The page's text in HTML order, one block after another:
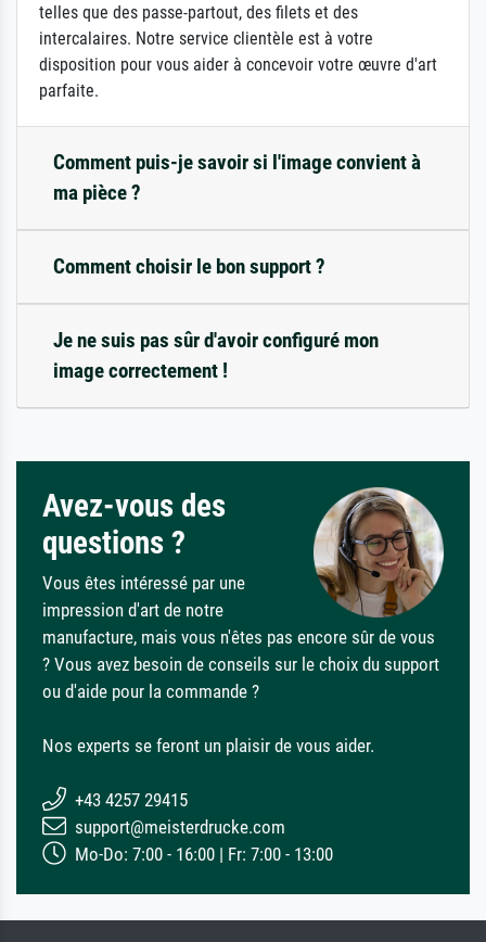
telles que des passe-partout, des filets et des
intercalaires. Notre service clientèle est à votre
disposition pour vous aider à concevoir votre œuvre d'art
parfaite.
Comment puis-je savoir si l'image convient à
ma pièce ?
Comment choisir le bon support ?
Je ne suis pas sûr d'avoir configuré mon
image correctement !
Avez-vous des
questions ?
Vous êtes intéressé par une
impression d'art de notre
manufacture, mais vous n'êtes pas encore sûr de vous
? Vous avez besoin de conseils sur le choix du support
ou d'aide pour la commande ?
Nos experts se feront un plaisir de vous aider.
+43 4257 29415
support@meisterdrucke.com
Mo-Do: 7:00 - 16:00 | Fr: 7:00 - 13:00